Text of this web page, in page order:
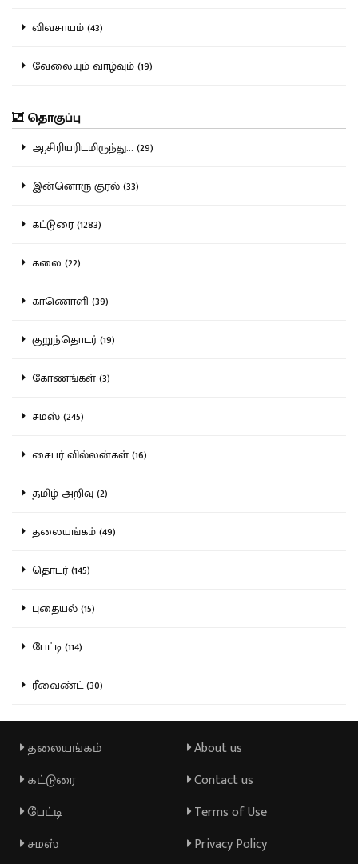
விவசாயம் (43)
வேலையும் வாழ்வும் (19)
தொகுப்பு
ஆசிரியரிடமிருந்து... (29)
இன்னொரு குரல் (33)
கட்டுரை (1283)
கலை (22)
காணொளி (39)
குறுந்தொடர் (19)
கோணங்கள் (3)
சமஸ் (245)
சைபர் வில்லன்கள் (16)
தமிழ் அறிவு (2)
தலையங்கம் (49)
தொடர் (145)
புதையல் (15)
பேட்டி (114)
ரீவைண்ட் (30)
தலையங்கம்
கட்டுரை
பேட்டி
சமஸ்
About us
Contact us
Terms of Use
Privacy Policy